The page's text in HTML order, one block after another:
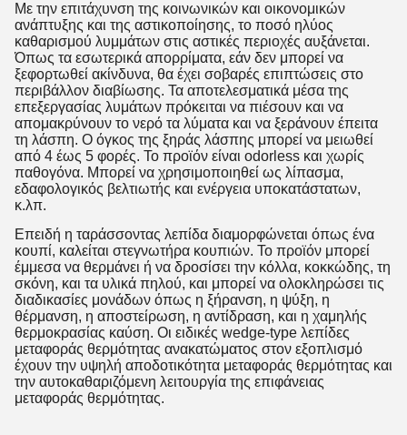
Με την επιτάχυνση της κοινωνικών και οικονομικών
ανάπτυξης και της αστικοποίησης, το ποσό ηλύος
καθαρισμού λυμμάτων στις αστικές περιοχές αυξάνεται.
Όπως τα εσωτερικά απορρίματα, εάν δεν μπορεί να
ξεφορτωθεί ακίνδυνα, θα έχει σοβαρές επιπτώσεις στο
περιβάλλον διαβίωσης. Τα αποτελεσματικά μέσα της
επεξεργασίας λυμάτων πρόκειται να πιέσουν και να
απομακρύνουν το νερό τα λύματα και να ξεράνουν έπειτα
τη λάσπη. Ο όγκος της ξηράς λάσπης μπορεί να μειωθεί
από 4 έως 5 φορές. Το προϊόν είναι odorless και χωρίς
παθογόνα. Μπορεί να χρησιμοποιηθεί ως λίπασμα,
εδαφολογικός βελτιωτής και ενέργεια υποκατάστατων,
κ.λπ.
Επειδή η ταράσσοντας λεπίδα διαμορφώνεται όπως ένα
κουπί, καλείται στεγνωτήρα κουπιών. Το προϊόν μπορεί
έμμεσα να θερμάνει ή να δροσίσει την κόλλα, κοκκώδης, τη
σκόνη, και τα υλικά πηλού, και μπορεί να ολοκληρώσει τις
διαδικασίες μονάδων όπως η ξήρανση, η ψύξη, η
θέρμανση, η αποστείρωση, η αντίδραση, και η χαμηλής
θερμοκρασίας καύση. Οι ειδικές wedge-type λεπίδες
μεταφοράς θερμότητας ανακατώματος στον εξοπλισμό
έχουν την υψηλή αποδοτικότητα μεταφοράς θερμότητας και
την αυτοκαθαριζόμενη λειτουργία της επιφάνειας
μεταφοράς θερμότητας.